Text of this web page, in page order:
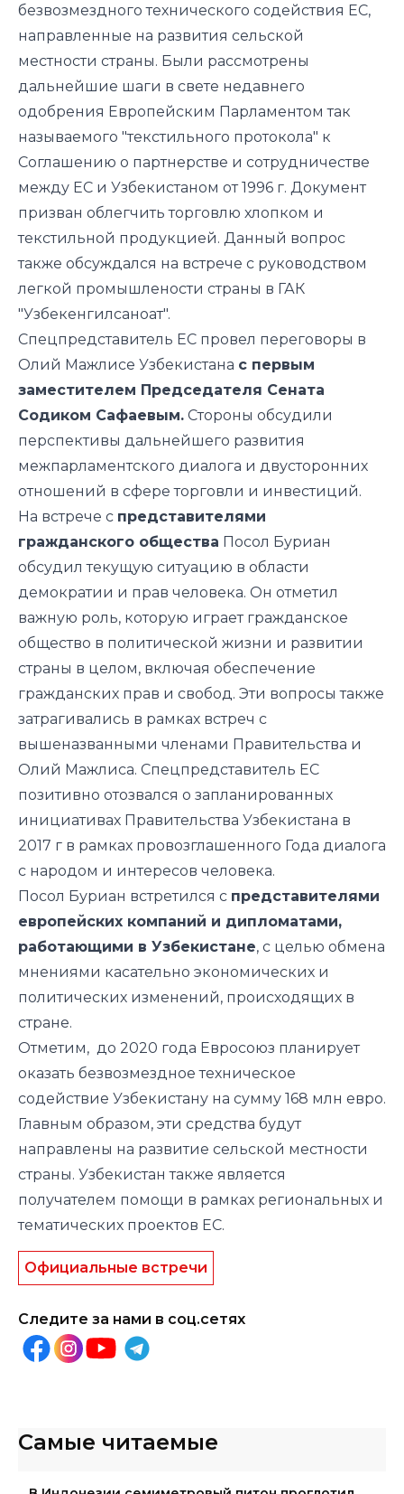
безвозмездного технического содействия ЕС,
направленные на развития сельской
местности страны. Были рассмотрены
дальнейшие шаги в свете недавнего
одобрения Европейским Парламентом так
называемого "текстильного протокола" к
Соглашению о партнерстве и сотрудничестве
между ЕС и Узбекистаном от 1996 г. Документ
призван облегчить торговлю хлопком и
текстильной продукцией. Данный вопрос
также обсуждался на встрече с руководством
легкой промышлености страны в ГАК
"Узбекенгилсаноат".
Спецпредставитель ЕС провел переговоры в
Олий Мажлисе Узбекистана с первым
заместителем Председателя Сената
Содиком Сафаевым. Стороны обсудили
перспективы дальнейшего развития
межпарламентского диалога и двусторонних
отношений в сфере торговли и инвестиций.
На встрече с представителями
гражданского общества Посол Буриан
обсудил текущую ситуацию в области
демократии и прав человека. Он отметил
важную роль, которую играет гражданское
общество в политической жизни и развитии
страны в целом, включая обеспечение
гражданских прав и свобод. Эти вопросы также
затрагивались в рамках встреч с
вышеназванными членами Правительства и
Олий Мажлиса. Спецпредставитель ЕС
позитивно отозвался о запланированных
инициативах Правительства Узбекистана в
2017 г в рамках провозглашенного Года диалога
с народом и интересов человека.
Посол Буриан встретился с представителями
европейских компаний и дипломатами,
работающими в Узбекистане, с целью обмена
мнениями касательно экономических и
политических изменений, происходящих в
стране.
Отметим, до 2020 года Евросоюз планирует
оказать безвозмездное техническое
содействие Узбекистану на сумму 168 млн евро.
Главным образом, эти средства будут
направлены на развитие сельской местности
страны. Узбекистан также является
получателем помощи в рамках региональных и
тематических проектов ЕС.
Официальные встречи
Следите за нами в соц.сетях
Самые читаемые